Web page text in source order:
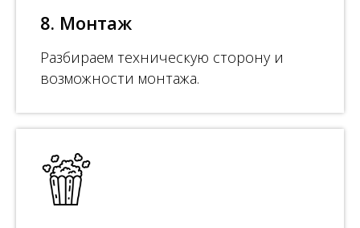
8. Монтаж
Разбираем техническую сторону и
возможности монтажа.